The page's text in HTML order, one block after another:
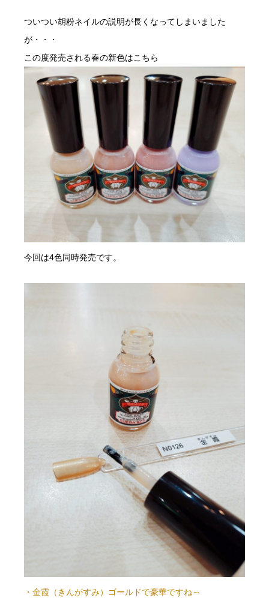
ついつい胡粉ネイルの説明が長くなってしまいました
が・・・
この度発売される春の新色はこちら
今回は4色同時発売です。
・金霞（きんがすみ）ゴールドで豪華ですね～